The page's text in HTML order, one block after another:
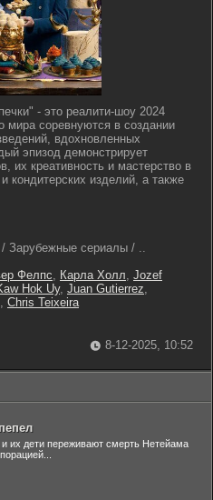
- это реалити-шоу 2024
мира соревнуются в создании
вдохновленных
эпизод демонстрирует
их креативность и мастерство в
кондитерских изделий, а также
Зарубежные сериалы / ..
Фелпс, Карла Холл, Jozef
Hok Uy, Juan Gutierrez,
, Chris Teixeira
8-12-2025, 10:52
их дети переживают смерть Нетейама